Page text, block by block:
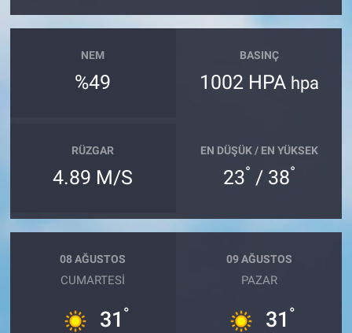
NEM
%49
BASINÇ
1002 HPA hpa
RÜZGAR
4.89 M/S
EN DÜŞÜK / EN YÜKSEK
23° / 38°
08 AĞUSTOS
CUMARTESI
31 °
09 AĞUSTOS
PAZAR
31 °